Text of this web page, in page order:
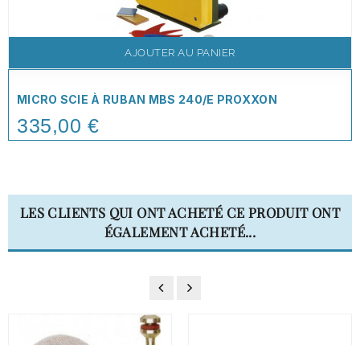
AJOUTER AU PANIER
MICRO SCIE À RUBAN MBS 240/E PROXXON
Price
335,00 €
LES CLIENTS QUI ONT ACHETÉ CE PRODUIT ONT
ÉGALEMENT ACHETÉ...